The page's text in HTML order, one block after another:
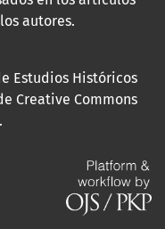
autores.
Estudios Históricos
Creative Commons